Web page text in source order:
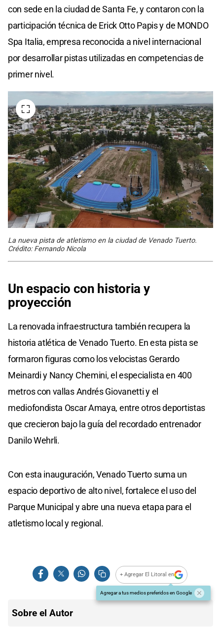
con sede en la ciudad de Santa Fe, y contaron con la
participación técnica de Erick Otto Papis y de MONDO
Spa Italia, empresa reconocida a nivel internacional
por desarrollar pistas utilizadas en competencias de
primer nivel.
La nueva pista de atletismo en la ciudad de Venado Tuerto.
Crédito: Fernando Nicola
Un espacio con historia y
proyección
La renovada infraestructura también recupera la
historia atlética de Venado Tuerto. En esta pista se
formaron figuras como los velocistas Gerardo
Meinardi y Nancy Chemini, el especialista en 400
metros con vallas Andrés Giovanetti y el
mediofondista Oscar Amaya, entre otros deportistas
que crecieron bajo la guía del recordado entrenador
Danilo Wehrli.
Con esta inauguración, Venado Tuerto suma un
espacio deportivo de alto nivel, fortalece el uso del
Parque Municipal y abre una nueva etapa para el
atletismo local y regional.
+ Agregar El Litoral en
Agregar a tus medios preferidos en Google
Sobre el Autor